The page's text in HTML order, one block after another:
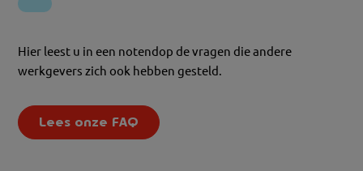
Hier leest u in een notendop de vragen die andere
werkgevers zich ook hebben gesteld.
Lees onze FAQ